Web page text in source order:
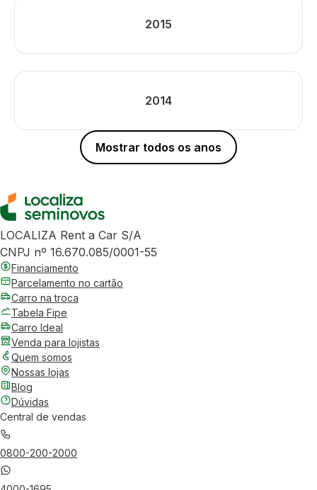
2015
2014
Mostrar todos os anos
LOCALIZA Rent a Car S/A
CNPJ nº 16.670.085/0001-55
Financiamento
Parcelamento no cartão
Carro na troca
Tabela Fipe
Carro Ideal
Venda para lojistas
Quem somos
Nossas lojas
Blog
Dúvidas
Central de vendas
0800-200-2000